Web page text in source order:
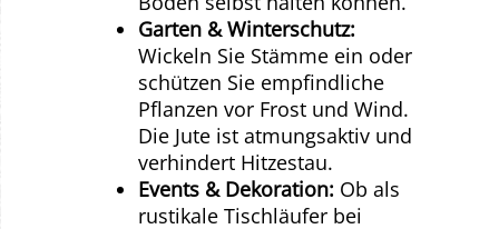
Garten & Winterschutz:
Wickeln Sie Stämme ein oder
schützen Sie empfindliche
Pflanzen vor Frost und Wind.
Die Jute ist atmungsaktiv und
verhindert Hitzestau.
Events & Dekoration: Ob als
rustikale Tischläufer bei